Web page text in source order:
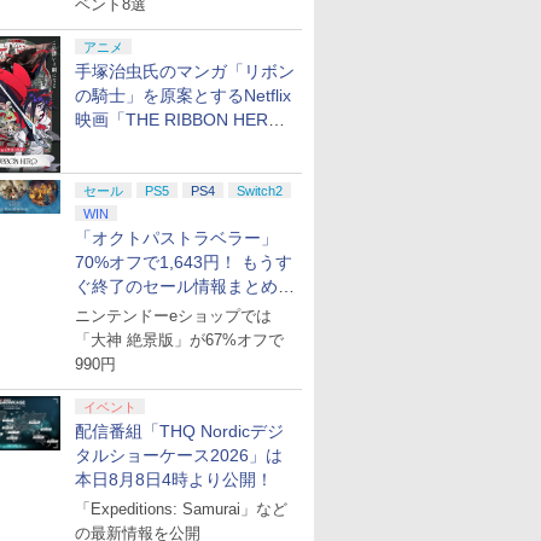
ベント8選
アニメ
手塚治虫氏のマンガ「リボン
の騎士」を原案とするNetflix
映画「THE RIBBON HERO
セール PS5 PS4
Switch2
WIN
「オクトパストラベラー」
70%オフで1,643円！ もうす
ぐ終了のセール情報まとめ
【8月8日更新】
ニンテンドーeショップでは
「大神 絶景版」が67%オフで
990円
イベント
配信番組「THQ Nordicデジ
タルショーケース2026」は
本日8月8日4時より公開！
「Expeditions: Samurai」など
の最新情報を公開